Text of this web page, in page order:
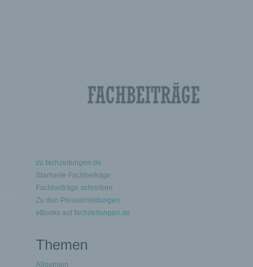
zu fachzeitungen.de
Startseite Fachbeiträge
Fachbeiträge schreiben
Zu den Pressemeldungen
eBooks auf fachzeitungen.de
Themen
Allgemein